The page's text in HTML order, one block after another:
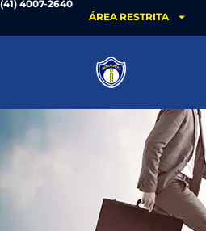
(41) 4007-2640
ÁREA RESTRITA